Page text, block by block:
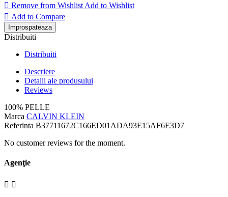
 Remove from Wishlist Add to Wishlist
 Add to Compare
Distribuiti
Distribuiti
Descriere
Detalii ale produsului
Reviews
100% PELLE
Marca CALVIN KLEIN
Referinta B37711672C166ED01ADA93E15AF6E3D7
No customer reviews for the moment.
Agenţie
 